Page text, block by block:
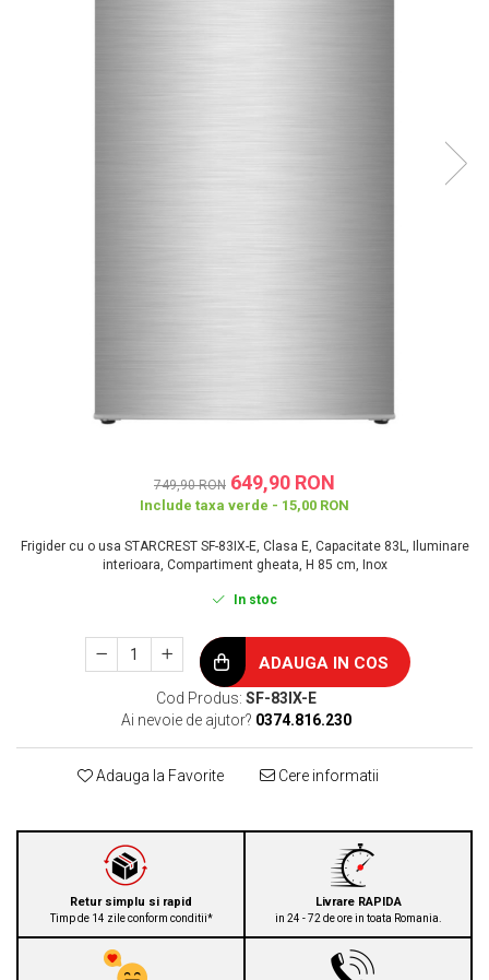
749,90 RON 649,90 RON
Include taxa verde - 15,00 RON
Frigider cu o usa STARCREST SF-83IX-E, Clasa E, Capacitate 83L, Iluminare
interioara, Compartiment gheata, H 85 cm, Inox
In stoc
ADAUGA IN COS
Cod Produs: SF-83IX-E
Ai nevoie de ajutor? 0374.816.230
Adauga la Favorite Cere informatii
Retur simplu si rapid
Timp de 14 zile conform conditii*
Livrare RAPIDA
in 24 - 72 de ore in toata Romania.